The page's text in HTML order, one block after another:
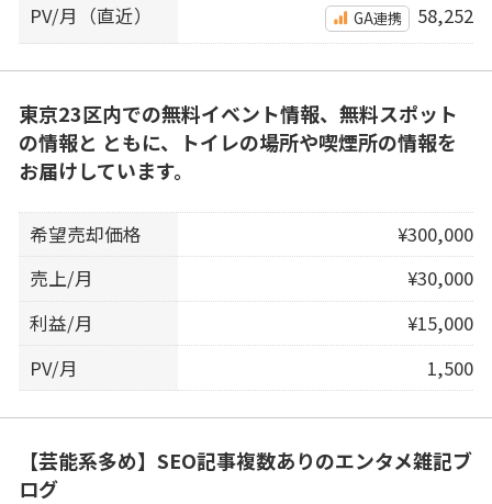
PV/月（直近） GA連携 58,252
東京23区内での無料イベント情報、無料スポット
の情報と ともに、トイレの場所や喫煙所の情報を
お届けしています。
希望売却価格
¥300,000
売上/月
¥30,000
利益/月
¥15,000
PV/月
1,500
【芸能系多め】SEO記事複数ありのエンタメ雑記ブ
ログ